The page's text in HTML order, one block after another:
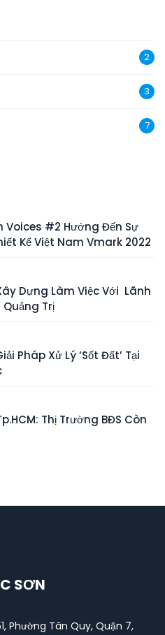
2
3
7
Voices #2 Hướng Đến Sự
Kế Việt Nam Vmark 2022
Dựng Làm Việc Với Lãnh
Quảng Trị
Pháp Xử Lý ‘Sốt Đất’ Tại
Thị Trường BĐS Còn
SƠN
Phường Tân Quy, Quận 7,